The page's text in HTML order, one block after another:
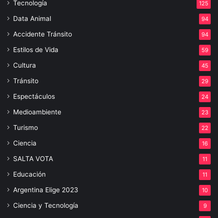
Tecnología 125
Data Animal 94
Accidente Tránsito 94
Estilos de Vida 59
Cultura 45
Tránsito 29
Espectáculos 24
Medioambiente 23
Turismo 22
Ciencia 16
SALTA VOTA 11
Educación 11
Argentina Elige 2023 10
Ciencia y Tecnología 9